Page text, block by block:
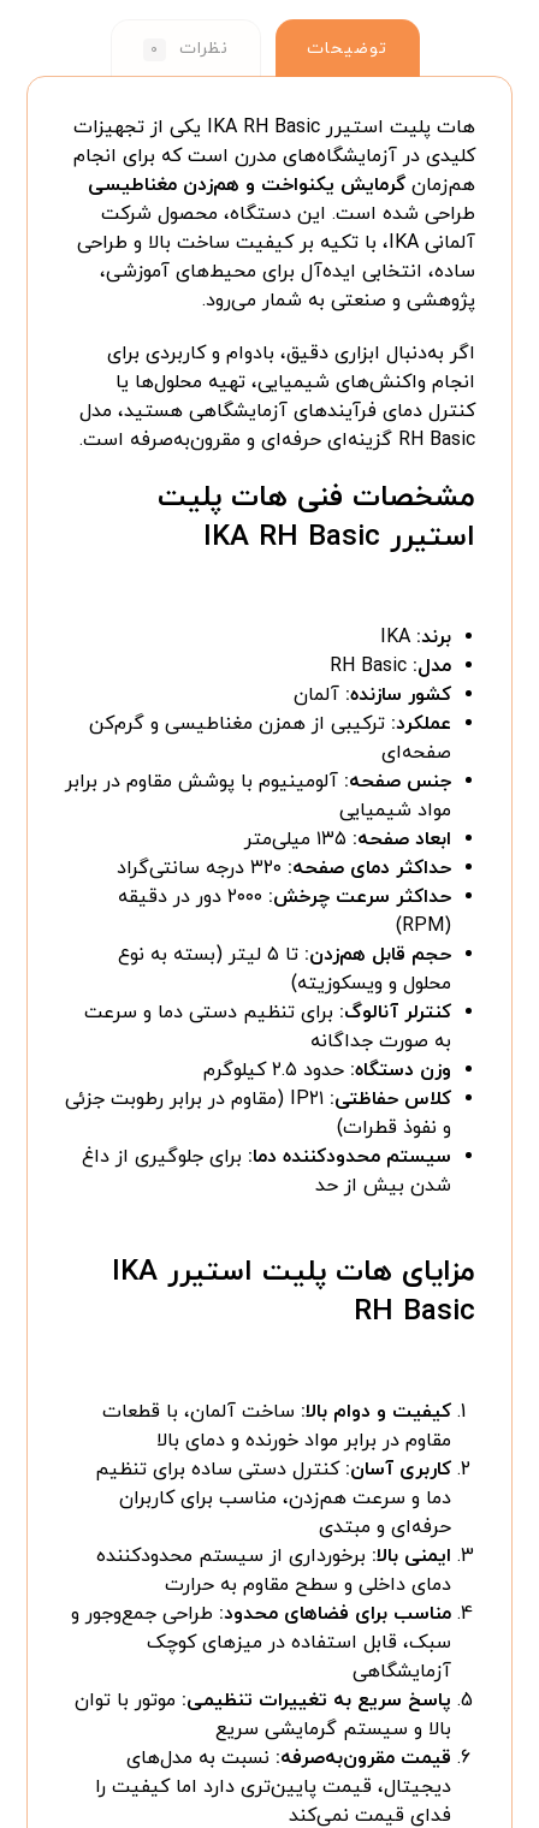
توضیحات نظرات ۰
هات پلیت استیرر IKA RH Basic یکی از تجهیزات
کلیدی در آزمایشگاه‌های مدرن است که برای انجام
هم‌زمانگرمایش یکنواخت و هم‌زدن مغناطیسی
طراحی شده است. این دستگاه، محصول شرکت
آلمانی IKA، با تکیه بر کیفیت ساخت بالا و طراحی
ساده، انتخابی ایده‌آل برای محیط‌های آموزشی،
پژوهشی و صنعتی به شمار می‌رود.
اگر به‌دنبال ابزاری دقیق، بادوام و کاربردی برای
انجام واکنش‌های شیمیایی، تهیه محلول‌ها یا
کنترل دمای فرآیندهای آزمایشگاهی هستید، مدل
RH Basic گزینه‌ای حرفه‌ای و مقرون‌به‌صرفه است.
مشخصات فنی هات پلیت
استیرر IKA RH Basic
برند: IKA
مدل: RH Basic
کشور سازنده: آلمان
عملکرد: ترکیبی از همزن مغناطیسی و گرم‌کن
صفحه‌ای
جنس صفحه: آلومینیوم با پوشش مقاوم در برابر
مواد شیمیایی
ابعاد صفحه:
حداکثر دمای صفحه:
حداکثر سرعت چرخش:
۲۰۰۰ دور در دقیقه
(RPM)
حجم قابل هم‌زدن:
تا ۵ لیتر (بسته به نوع
محلول و ویسکوزیته)
کنترلر آنالوگ: برای تنظیم دستی دما و سرعت
به صورت جداگانه
وزن دستگاه: حدود ۲.۵ کیلوگرم
کلاس حفاظتی:
IP۲۱ (مقاوم در برابر رطوبت جزئی
و نفوذ قطرات)
سیستم محدودکننده دما: برای جلوگیری از داغ
شدن بیش از حد
مزایای هات پلیت استیرر IKA
RH Basic
کیفیت و دوام بالا: ساخت آلمان، با قطعات
مقاوم در برابر مواد خورنده و دمای بالا
کاربری آسان: کنترل دستی ساده برای تنظیم
دما و سرعت هم‌زدن، مناسب برای کاربران
حرفه‌ای و مبتدی
ایمنی بالا: برخورداری از سیستم محدودکننده
دمای داخلی و سطح مقاوم به حرارت
مناسب برای فضاهای محدود: طراحی جمع‌وجور و
سبک، قابل استفاده در میزهای کوچک
آزمایشگاهی
پاسخ سریع به تغییرات تنظیمی: موتور با توان
بالا و سیستم گرمایشی سریع
قیمت مقرون‌به‌صرفه: نسبت به مدل‌های
دیجیتال، قیمت پایین‌تری دارد اما کیفیت را
فدای قیمت نمی‌کند